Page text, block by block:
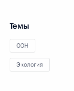
Темы
ООН
Экология